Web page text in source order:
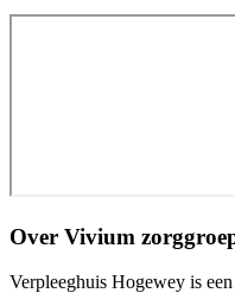
Over Vivium
Verpleeghuis Hogewey is